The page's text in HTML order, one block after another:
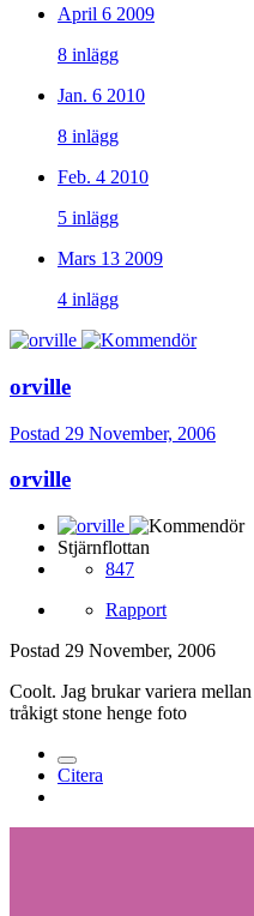
April 6 2009
8 inlägg
Jan. 6 2010
8 inlägg
Feb. 4 2010
5 inlägg
Mars 13 2009
4 inlägg
orville
Postad 29 November, 2006
orville
Stjärnflottan
847
Rapport
Postad 29 November, 2006
Coolt. Jag brukar variera
tråkigt stone henge foto
Citera